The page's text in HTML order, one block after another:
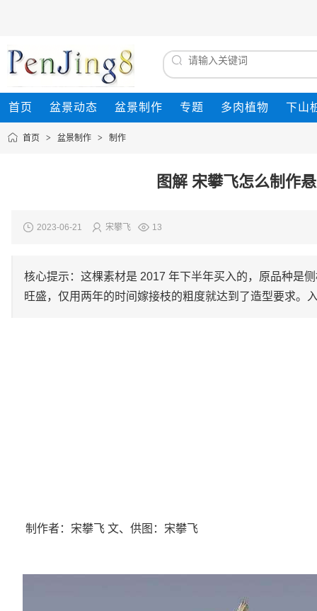
首页 盆景动态 盆景制作 专题 多肉植物 下山
首页 > 盆景制作 > 制作
图解 宋攀飞怎么制作
2023-06-21 宋攀飞 13
核心提示：这棵素材是 2017 年下半年买入的，原品种是
旺盛，仅用两年的时间嫁接枝的粗度就达到了造型要求。
制作者：宋攀飞 文、供图：宋攀飞